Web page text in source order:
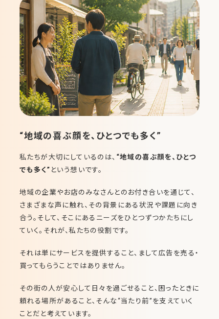
“地域の喜ぶ顔を、ひとつでも多く”
私たちが大切にしているのは、 “地域の喜ぶ顔を、ひとつ
でも多く” という想いです。
地域の企業やお店のみなさんとのお付き合いを通じて、
さまざまな声に触れ、その背景にある状況や課題に向き
合う。そして、そこにあるニーズをひとつずつかたちにし
ていく。それが、私たちの役割です。
それは単にサービスを提供すること、まして広告を売る・
買ってもらうことではありません。
その街の人が安心して日々を過ごせること、困ったときに
頼れる場所があること、そんな“当たり前”を支えていく
ことだと考えています。